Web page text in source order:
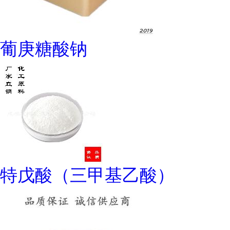
葡庚糖酸钠
特戊酸（三甲基乙酸）